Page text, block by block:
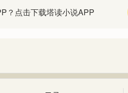
？点击下载塔读小说APP